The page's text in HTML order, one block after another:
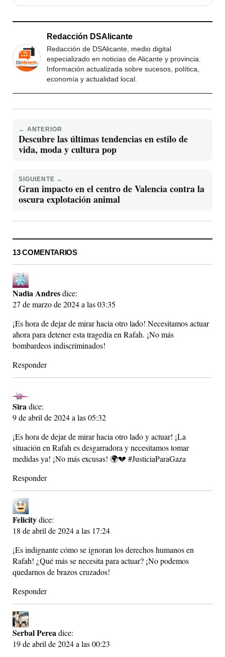
Redacción DSAlicante
Redacción de DSAlicante, medio digital
especializado en noticias de Alicante y provincia.
Información actualizada sobre sucesos, política,
economía y actualidad local.
← ANTERIOR
Descubre las últimas tendencias en estilo de
vida, moda y cultura pop
SIGUIENTE →
Gran impacto en el centro de Valencia contra la
oscura explotación animal
13 COMENTARIOS
Nadia Andresdice:
27 de marzo de 2024 a las 03:35
¡Es hora de dejar de mirar hacia otro lado! Necesitamos actuar
ahora para detener esta tragedia en Rafah. ¡No más
bombardeos indiscriminados!
Responder
Siradice:
9 de abril de 2024 a las 05:32
¡Es hora de dejar de mirar hacia otro lado y actuar! ¡La
situación en Rafah es desgarradora y necesitamos tomar
medidas ya! ¡No más excusas! 🌍💔 #JusticiaParaGaza
Responder
Felicitydice:
18 de abril de 2024 a las 17:24
¡Es indignante cómo se ignoran los derechos humanos en
Rafah! ¿Qué más se necesita para actuar? ¡No podemos
quedarnos de brazos cruzados!
Responder
Serbal Pereadice:
19 de abril de 2024 a las 00:23